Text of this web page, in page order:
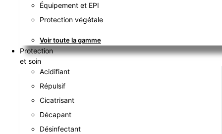
Équipement et EPI
Protection végétale
Voir toute la gamme
Protection
et soin
Acidifiant
Répulsif
Cicatrisant
Décapant
Désinfectant